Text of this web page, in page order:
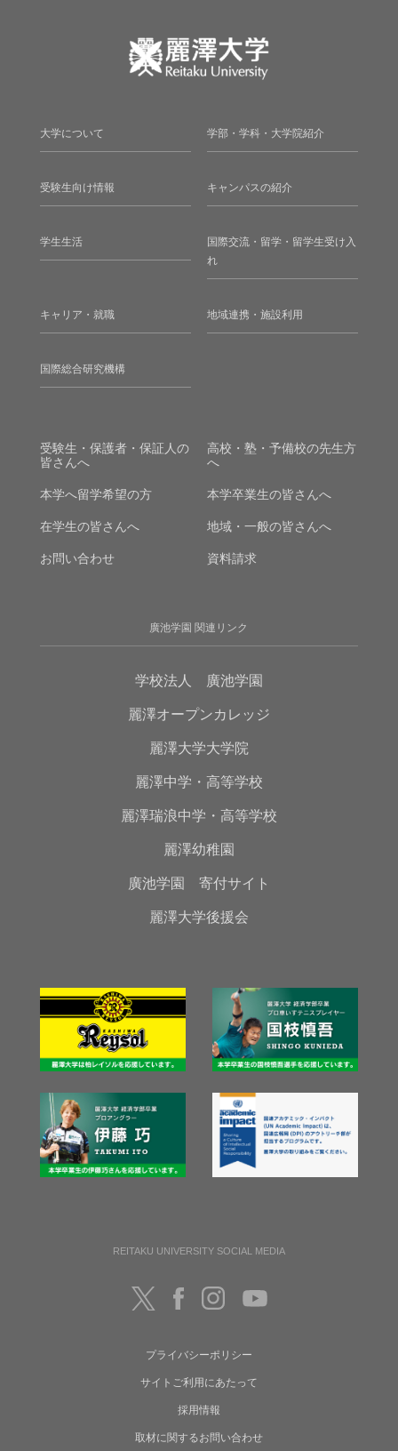
大学について 学部・学科・大学院紹介
受験生向け情報 キャンパスの紹介
学生生活
国際交流・留学・留学生受け入
れ
キャリア・就職 地域連携・施設利用
国際総合研究機構
受験生・保護者・保証人の
皆さんへ
高校・塾・予備校の先生方
へ
本学へ留学希望の方 本学卒業生の皆さんへ
在学生の皆さんへ 地域・一般の皆さんへ
お問い合わせ 資料請求
廣池学園 関連リンク
学校法人 廣池学園
麗澤オープンカレッジ
麗澤大学大学院
麗澤中学・高等学校
麗澤瑞浪中学・高等学校
麗澤幼稚園
廣池学園 寄付サイト
麗澤大学後援会
REITAKU UNIVERSITY SOCIAL MEDIA
プライバシーポリシー
サイトご利用にあたって
採用情報
取材に関するお問い合わせ